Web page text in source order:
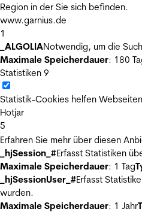
Region in der Sie sich befinden.
www.garnius.de
1
_ALGOLIANotwendig, um die
Maximale Speicherdauer: 180
Statistiken 9
Statistik-Cookies helfen
Hotjar
5
Erfahren Sie mehr über diesen
_hjSession_#Erfasst Statistiken
Maximale Speicherdauer: 1 Tag
_hjSessionUser_#Erfasst
wurden.
Maximale Speicherdauer: 1 Jahr